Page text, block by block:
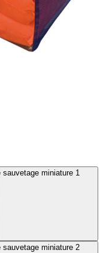
Besto sac de rangement avec 4 gilets de sauvetage miniature 1
Besto sac de rangement avec 4 gilets de sauvetage miniature 2